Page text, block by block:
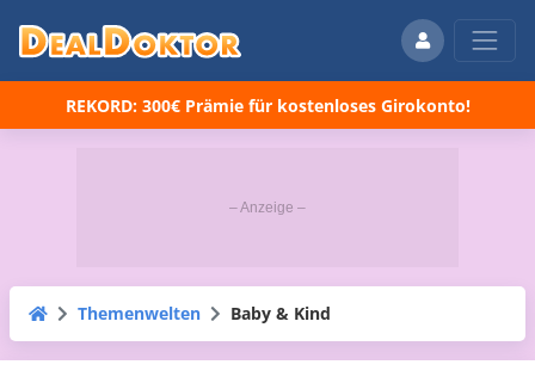
REKORD: 300€ Prämie für kostenloses Girokonto!
Themenwelten Baby & Kind